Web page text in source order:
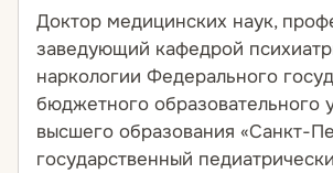
Доктор медицинских наук,
заведующий кафедрой
наркологии Федерального
бюджетного образовательного
высшего образования «Санкт-
государственный